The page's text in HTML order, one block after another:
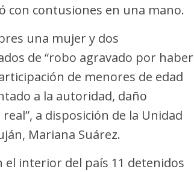
con contusiones en una mano.
una mujer y dos
de “robo agravado por haber
de menores de edad
a la autoridad, daño
a disposición de la Unidad
Mariana Suárez.
interior del país 11 detenidos